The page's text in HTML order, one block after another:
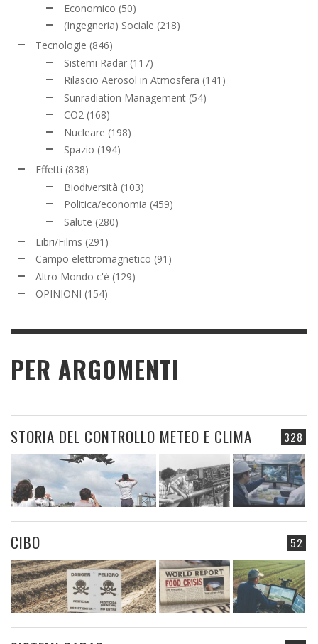
Economico (50)
(Ingegneria) Sociale (218)
Tecnologie (846)
Sistemi Radar (117)
Rilascio Aerosol in Atmosfera (141)
Sunradiation Management (54)
CO2 (168)
Nucleare (198)
Spazio (194)
Effetti (838)
Biodiversità (103)
Politica/economia (459)
Salute (280)
Libri/Films (291)
Campo elettromagnetico (91)
Altro Mondo c'è (129)
OPINIONI (154)
PER ARGOMENTI
328
STORIA DEL CONTROLLO METEO E CLIMA
52
CIBO